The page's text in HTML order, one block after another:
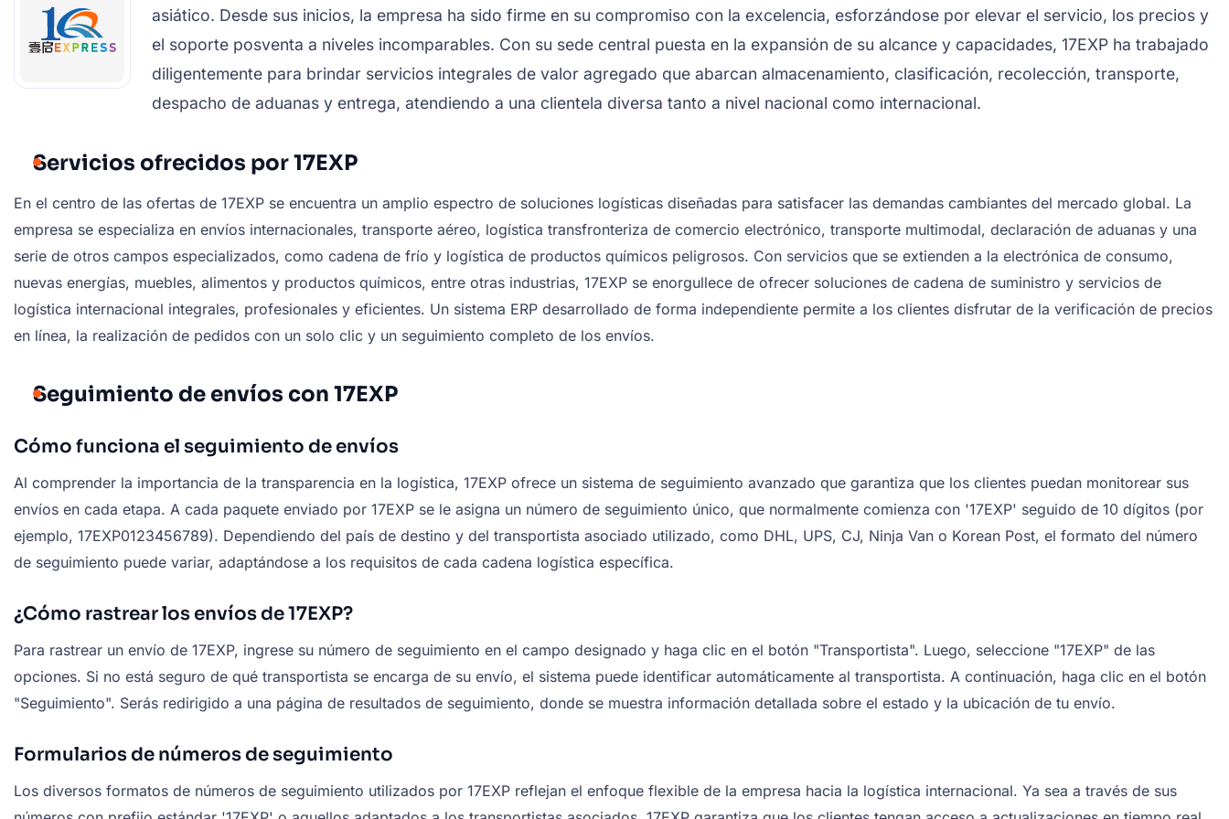
asiático. Desde sus inicios, la empresa ha sido firme en su compromiso con la excelencia, esforzándose por elevar el servicio, los precios y
el soporte posventa a niveles incomparables. Con su sede central puesta en la expansión de su alcance y capacidades, 17EXP ha trabajado
diligentemente para brindar servicios integrales de valor agregado que abarcan almacenamiento, clasificación, recolección, transporte,
despacho de aduanas y entrega, atendiendo a una clientela diversa tanto a nivel nacional como internacional.
Servicios ofrecidos por 17EXP
En el centro de las ofertas de 17EXP se encuentra un amplio espectro de soluciones logísticas diseñadas para satisfacer las demandas cambiantes del mercado global. La
empresa se especializa en envíos internacionales, transporte aéreo, logística transfronteriza de comercio electrónico, transporte multimodal, declaración de aduanas y una
serie de otros campos especializados, como cadena de frío y logística de productos químicos peligrosos. Con servicios que se extienden a la electrónica de consumo,
nuevas energías, muebles, alimentos y productos químicos, entre otras industrias, 17EXP se enorgullece de ofrecer soluciones de cadena de suministro y servicios de
logística internacional integrales, profesionales y eficientes. Un sistema ERP desarrollado de forma independiente permite a los clientes disfrutar de la verificación de precios
en línea, la realización de pedidos con un solo clic y un seguimiento completo de los envíos.
Seguimiento de envíos con 17EXP
Cómo funciona el seguimiento de envíos
Al comprender la importancia de la transparencia en la logística, 17EXP ofrece un sistema de seguimiento avanzado que garantiza que los clientes puedan monitorear sus
envíos en cada etapa. A cada paquete enviado por 17EXP se le asigna un número de seguimiento único, que normalmente comienza con '17EXP' seguido de 10 dígitos (por
ejemplo, 17EXP0123456789). Dependiendo del país de destino y del transportista asociado utilizado, como DHL, UPS, CJ, Ninja Van o Korean Post, el formato del número
de seguimiento puede variar, adaptándose a los requisitos de cada cadena logística específica.
¿Cómo rastrear los envíos de 17EXP?
Para rastrear un envío de 17EXP, ingrese su número de seguimiento en el campo designado y haga clic en el botón "Transportista". Luego, seleccione "17EXP" de las
opciones. Si no está seguro de qué transportista se encarga de su envío, el sistema puede identificar automáticamente al transportista. A continuación, haga clic en el botón
"Seguimiento". Serás redirigido a una página de resultados de seguimiento, donde se muestra información detallada sobre el estado y la ubicación de tu envío.
Formularios de números de seguimiento
Los diversos formatos de números de seguimiento utilizados por 17EXP reflejan el enfoque flexible de la empresa hacia la logística internacional. Ya sea a través de sus